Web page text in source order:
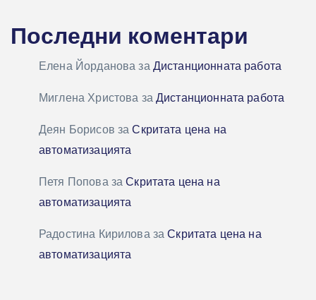
Последни коментари
Елена ЙордановазаДистанционната работа
Миглена Христова заДистанционната работа
Деян Борисов заСкритата цена на
автоматизацията
Петя ПоповазаСкритата цена на
автоматизацията
Радостина КириловазаСкритата цена на
автоматизацията